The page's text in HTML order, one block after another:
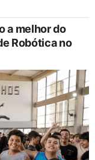
a melhor do
Robótica no